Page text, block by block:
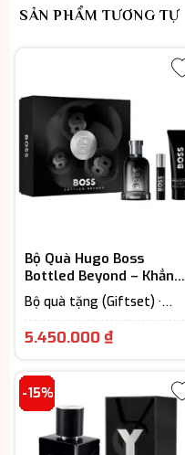
SẢN PHẨM TƯƠNG TỰ
Bộ Quà Hugo Boss
Bottled Beyond – Khẳng
Định Phong Cách Lãnh
Đạo
Bộ quà tặng (Giftset) ·
Scent - Hương gỗ
5.450.000₫
-15%